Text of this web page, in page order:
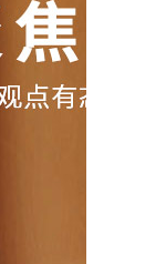
保險杠料架
消聲器料架